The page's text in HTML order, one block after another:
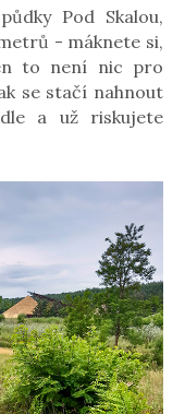
Pod Skalou,
- máknete si,
to není nic pro
se stačí nahnout
a už riskujete